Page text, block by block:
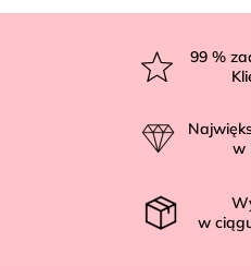
99 %
w
w